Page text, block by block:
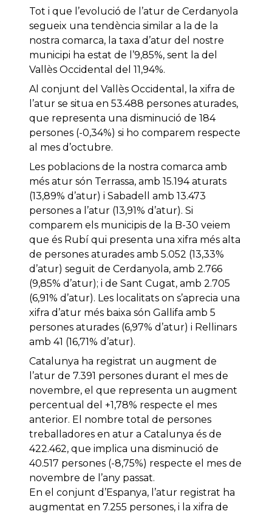
Tot i que l’evolució de l’atur de Cerdanyola
segueix una tendència similar a la de la
nostra comarca, la taxa d’atur del nostre
municipi ha estat de l’9,85%, sent la del
Vallès Occidental del 11,94%.
Al conjunt del Vallès Occidental, la xifra de
l’atur se situa en 53.488 persones aturades,
que representa una disminució de 184
persones (-0,34%) si ho comparem respecte
al mes d’octubre.
Les poblacions de la nostra comarca amb
més atur són Terrassa, amb 15.194 aturats
(13,89% d’atur) i Sabadell amb 13.473
persones a l’atur (13,91% d’atur). Si
comparem els municipis de la B-30 veiem
que és Rubí qui presenta una xifra més alta
de persones aturades amb 5.052 (13,33%
d’atur) seguit de Cerdanyola, amb 2.766
(9,85% d’atur); i de Sant Cugat, amb 2.705
(6,91% d’atur). Les localitats on s’aprecia una
xifra d’atur més baixa són Gallifa amb 5
persones aturades (6,97% d’atur) i Rellinars
amb 41 (16,71% d’atur).
Catalunya ha registrat un augment de
l’atur de 7.391 persones durant el mes de
novembre, el que representa un augment
percentual del +1,78% respecte el mes
anterior. El nombre total de persones
treballadores en atur a Catalunya és de
422.462, que implica una disminució de
40.517 persones (-8,75%) respecte el mes de
novembre de l’any passat.
En el conjunt d’Espanya, l’atur registrat ha
augmentat en 7.255 persones, i la xifra de